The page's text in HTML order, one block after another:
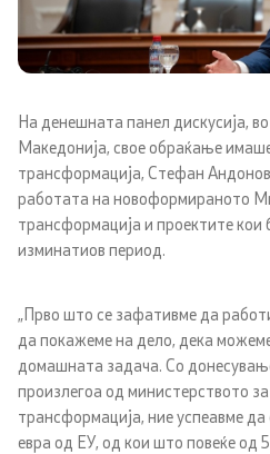
Закони
Важечки стратегии
Прописи
Документи
Правилници
Акти
Ревизорски извештаи
Годишни планови
На денешната панел дискусија,
Македонија, свое обраќање
трансформација, Стефан
работата на новоформираното
трансформација и проектите кои
изминатиов период.
„Прво што се зафативме да
да покажеме на дело, дека
домашната задача. Со
произлегоа од министерството
трансформација, ние успеавме
евра од ЕУ, од кои што повеќе од